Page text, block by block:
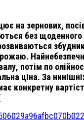
на зернових,
без щоденного
потім по
ціна. За
конкретну